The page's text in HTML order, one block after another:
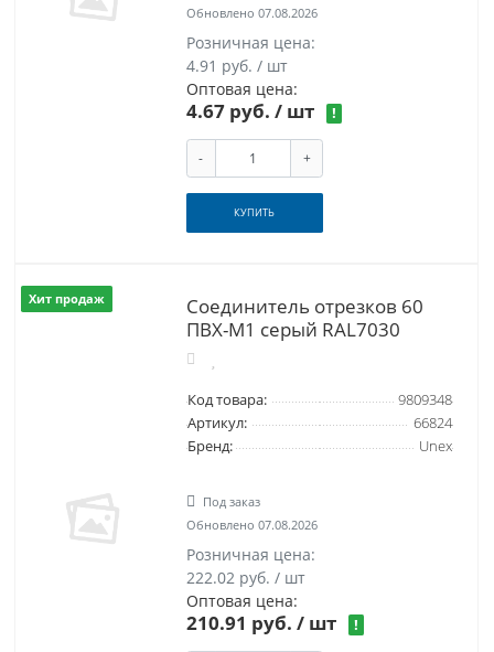
Обновлено 07.08.2026
Розничная цена:
4.91 руб. / шт
Оптовая цена:
4.67 руб. / шт !
- +
КУПИТЬ
Хит продаж
Соединитель отрезков 60
ПВХ-М1 серый RAL7030
Код товара:
9809348
Артикул:
66824
Бренд:
Unex
Под заказ
Обновлено 07.08.2026
Розничная цена:
222.02 руб. / шт
Оптовая цена:
210.91 руб. / шт !